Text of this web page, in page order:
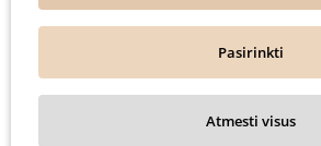
Pasirinkti
Atmesti visus